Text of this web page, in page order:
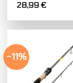
28,99€
-11%